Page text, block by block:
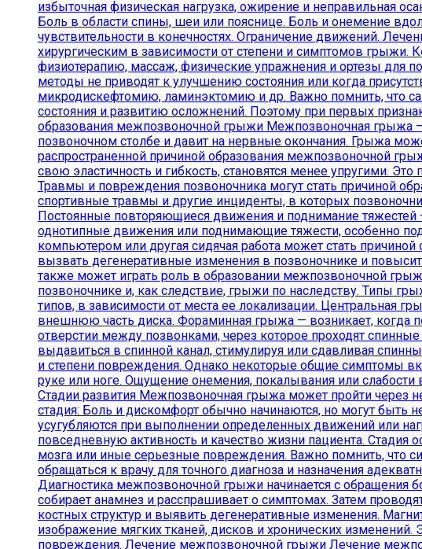
избыточная физическая нагрузка, ожирение и
Боль в области спины, шеи или пояснице. Боль и онемение
чувствительности в конечностях. Ограничение движений.
хирургическим в зависимости от степени и симптомов
физиотерапию, массаж, физические упражнения и ортезы для
методы не приводят к улучшению состояния или когда
микродискефтомию, ламинэктомию и др. Важно помнить, что
состояния и развитию осложнений. Поэтому при первых
образования межпозвоночной грыжи Межпозвоночная грыжа
позвоночном столбе и давит на нервные окончания. Грыжа
распространенной причиной образования межпозвоночной
свою эластичность и гибкость, становятся менее упругими.
Травмы и повреждения позвоночника могут стать причиной
спортивные травмы и другие инциденты, в которых
Постоянные повторяющиеся движения и поднимание
однотипные движения или поднимающие тяжести, особенно
компьютером или другая сидячая работа может стать
вызвать дегенеративные изменения в позвоночнике и
также может играть роль в образовании межпозвоночной
позвоночнике и, как следствие, грыжи по наследству. Типы
типов, в зависимости от места ее локализации. Центральная
внешнюю часть диска. Фораминная грыжа — возникает, когда
отверстии между позвонками, через которое проходят
выдавиться в спинной канал, стимулируя или сдавливая
и степени повреждения. Однако некоторые общие симптомы
руке или ноге. Ощущение онемения, покалывания или
Стадии развития Межпозвоночная грыжа может пройти через
стадия: Боль и дискомфорт обычно начинаются, но могут
усугубляются при выполнении определенных движений или
повседневную активность и качество жизни пациента.
мозга или иные серьезные повреждения. Важно помнить, что
обращаться к врачу для точного диагноза и назначения
Диагностика межпозвоночной грыжи начинается с обращения
собирает анамнез и расспрашивает о симптомах. Затем
костных структур и выявить дегенеративные изменения.
изображение мягких тканей, дисков и хронических
повреждения. Лечение межпозвоночной грыжи Лечение